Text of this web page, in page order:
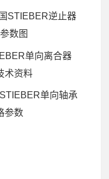
STIEBER逆止器
数图
单向离合器
术资料
单向轴承
参数